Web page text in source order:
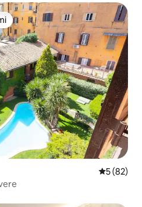
5 (82)